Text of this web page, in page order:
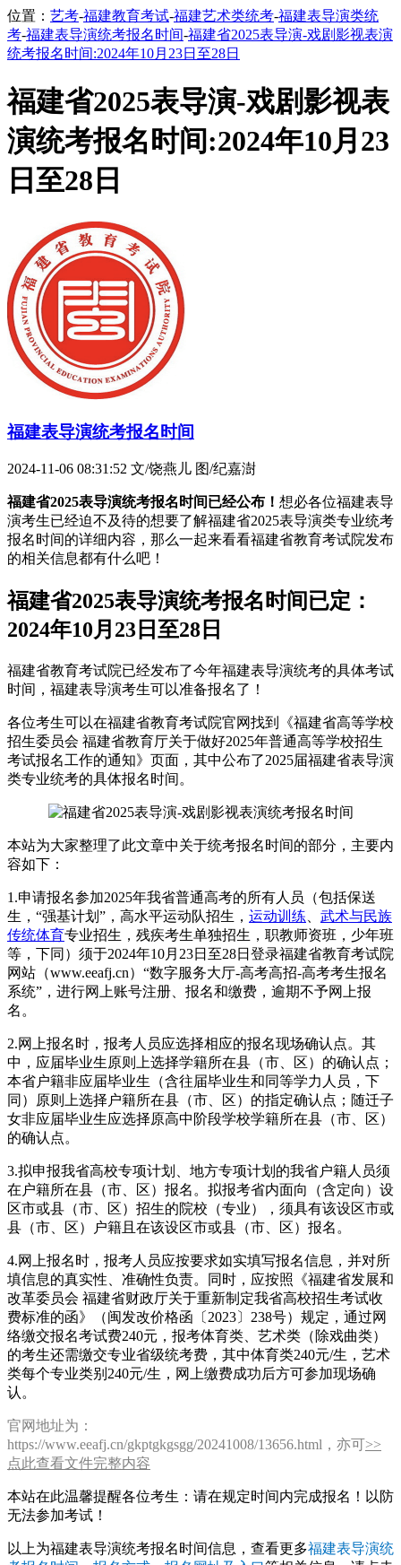
位置： 艺考-福建教育考试-福建艺术类统考-福建表导演类统
考-福建表导演统考报名时间-福建省2025表导演-戏剧影视表演
统考报名时间:2024年10月23日至28日
福建省2025表导演-戏剧影视表
演统考报名时间:2024年10月23
日至28日
福建表导演统考报名时间
2024-11-06 08:31:52 文/饶燕儿 图/纪嘉澍
福建省2025表导演统考报名时间已经公布！ 想必各位福建表导
演考生已经迫不及待的想要了解福建省2025表导演类专业统考
报名时间的详细内容，那么一起来看看福建省教育考试院发布
的相关信息都有什么吧！
福建省2025表导演统考报名时间已定：
2024年10月23日至28日
福建省教育考试院已经发布了今年福建表导演统考的具体考试
时间，福建表导演考生可以准备报名了！
各位考生可以在福建省教育考试院官网找到《福建省高等学校
招生委员会 福建省教育厅关于做好2025年普通高等学校招生
考试报名工作的通知》页面，其中公布了2025届福建省表导演
类专业统考的具体报名时间。
本站为大家整理了此文章中关于统考报名时间的部分，主要内
容如下：
1.申请报名参加2025年我省普通高考的所有人员（包括保送
生，“强基计划”，高水平运动队招生， 运动训练
武术与民族
传统体育专业招生，残疾考生单独招生，职教师资班，少年班
等，下同）须于2024年10月23日至28日登录福建省教育考试院
网站（www.eeafj.cn）“数字服务大厅-高考高招-高考考生报名
系统”，进行网上账号注册、报名和缴费，逾期不予网上报
名。
2.网上报名时，报考人员应选择相应的报名现场确认点。其
中，应届毕业生原则上选择学籍所在县（市、区）的确认点；
本省户籍非应届毕业生（含往届毕业生和同等学力人员，下
同）原则上选择户籍所在县（市、区）的指定确认点；随迁子
女非应届毕业生应选择原高中阶段学校学籍所在县（市、区）
的确认点。
3.拟申报我省高校专项计划、地方专项计划的我省户籍人员须
在户籍所在县（市、区）报名。拟报考省内面向（含定向）设
区市或县（市、区）招生的院校（专业），须具有该设区市或
县（市、区）户籍且在该设区市或县（市、区）报名。
4.网上报名时，报考人员应按要求如实填写报名信息，并对所
填信息的真实性、准确性负责。同时，应按照《福建省发展和
改革委员会 福建省财政厅关于重新制定我省高校招生考试收
费标准的函》（闽发改价格函〔2023〕238号）规定，通过网
络缴交报名考试费240元，报考体育类、艺术类（除戏曲类）
的考生还需缴交专业省级统考费，其中体育类240元/生，艺术
类每个专业类别240元/生，网上缴费成功后方可参加现场确
认。
官网地址为：
https://www.eeafj.cn/gkptgkgsgg/20241008/13656.html，亦可>>
点此查看文件完整内容
本站在此温馨提醒各位考生：请在规定时间内完成报名！以防
无法参加考试！
以上为福建表导演统考报名时间信息，查看更多福建表导演统